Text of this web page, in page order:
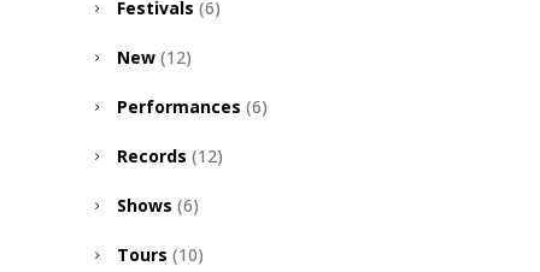
Festivals (6)
New (12)
Performances (6)
Records (12)
Shows (6)
Tours (10)